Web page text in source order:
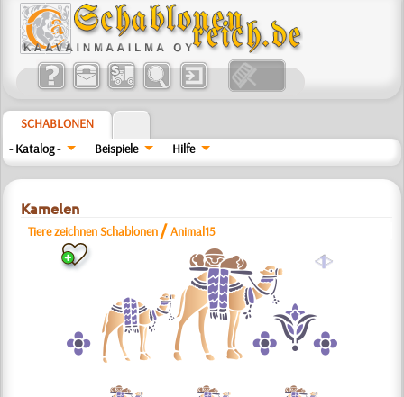
SCHABLONEN
- Katalog -
Beispiele Hilfe
Kamelen
Tiere zeichnen Schablonen /Animal15
a